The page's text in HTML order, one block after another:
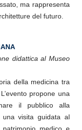
ma rappresenta
del futuro.
didattica al Museo
della medicina tra
propone una
il pubblico alla
visita guidata al
medico e